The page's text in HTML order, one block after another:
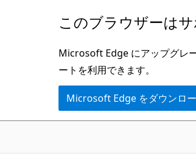
このブラウザーは
Microsoft Edge にアップグレ
ートを利用できます。
Microsoft Edge をダウンロ